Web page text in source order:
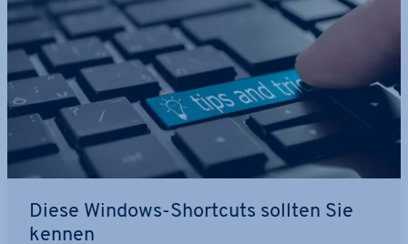
Diese Windows-Shortcuts sollten Sie
kennen